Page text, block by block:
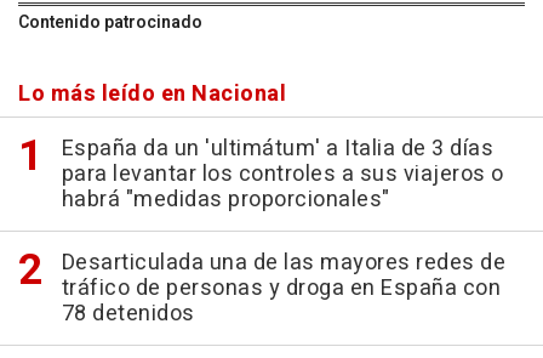
Contenido patrocinado
Lo más leído en Nacional
España da un 'ultimátum' a Italia de 3 días
para levantar los controles a sus viajeros o
habrá "medidas proporcionales"
Desarticulada una de las mayores redes de
tráfico de personas y droga en España con
78 detenidos